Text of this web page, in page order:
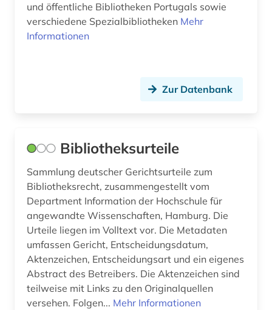
und öffentliche Bibliotheken Portugals sowie
verschiedene Spezialbibliotheken Mehr
Informationen
Zur Datenbank
Bibliotheksurteile
Sammlung deutscher Gerichtsurteile zum
Bibliotheksrecht, zusammengestellt vom
Department Information der Hochschule für
angewandte Wissenschaften, Hamburg. Die
Urteile liegen im Volltext vor. Die Metadaten
umfassen Gericht, Entscheidungsdatum,
Aktenzeichen, Entscheidungsart und ein eigenes
Abstract des Betreibers. Die Aktenzeichen sind
teilweise mit Links zu den Originalquellen
versehen. Folgen... Mehr Informationen